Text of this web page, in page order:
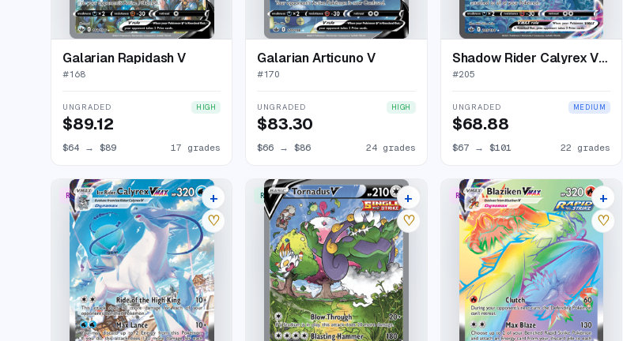
Galarian Rapidash V
#168
UNGRADED HIGH
$89.12
$64 → $89 17 grades
Galarian Articuno V
#170
UNGRADED HIGH
$83.30
$66 →$86 24 grades
Shadow Rider Calyrex VMAX
#205
UNGRADED MEDIUM
$68.88
$67→ $101 22 grades
RARE RAINBOW 22 listings
+
♡
RARE ULTRA 23 listings
+
♡
RARE RAINBOW 19 listings
+
♡